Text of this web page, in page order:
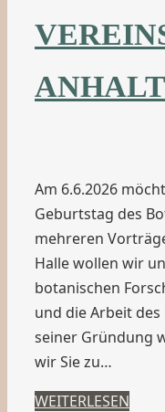
ANHALT
Am 6.6.2026
Geburtstag des
mehreren
Halle wollen wir
botanischen
und die Arbeit
seiner Gründung
wir Sie zu…
WEITERLESEN